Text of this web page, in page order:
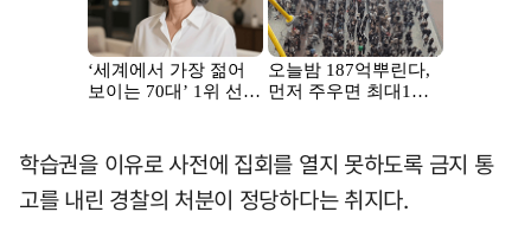
학습권을 이유로 사전에 집회를 열지 못하도록 금지 통
고를 내린 경찰의 처분이 정당하다는 취지다.